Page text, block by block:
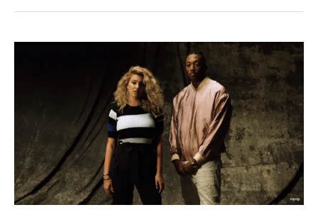
który
sumienia